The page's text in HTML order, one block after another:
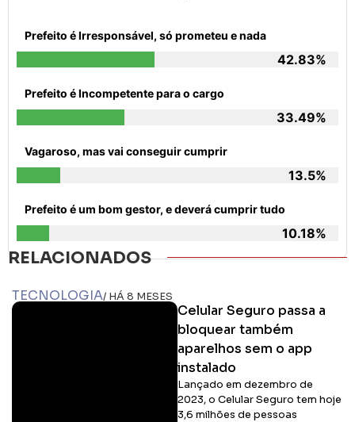
Prefeito é Irresponsável, só prometeu e nada
42.83%
Prefeito é Incompetente para o cargo
33.49%
Vagaroso, mas vai conseguir cumprir
13.5%
Prefeito é um bom gestor, e deverá cumprir tudo
10.18%
RELACIONADOS
TECNOLOGIA/ HÁ 8 MESES
Celular Seguro passa a
bloquear também
aparelhos sem o app
instalado
Lançado em dezembro de
2023, o Celular Seguro tem hoje
3,6 milhões de pessoas